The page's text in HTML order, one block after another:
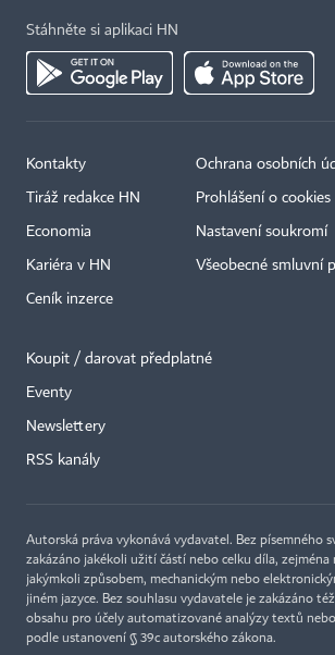
Stáhněte si aplikaci HN
Kontakty
Tiráž redakce HN
Economia
Kariéra v HN
Ceník inzerce
Ochrana osobních
Prohlášení o cookies
Nastavení soukromí
Všeobecné smluvní
Koupit / darovat předplatné
Eventy
Newslettery
RSS kanály
Autorská práva vykonává vydavatel. Bez písemného
zakázáno jakékoli užití částí nebo celku díla, zejména
jakýmkoli způsobem, mechanickým nebo
jiném jazyce. Bez souhlasu vydavatele je zakázáno
obsahu pro účely automatizované analýzy textů
podle ustanovení § 39c autorského zákona.